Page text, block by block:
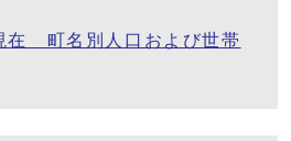
在 町名別人口および世帯